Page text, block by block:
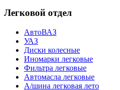
Легковой отдел
АвтоВАЗ
УАЗ
Диски колесные
Иномарки легковые
Фильтра легковые
Автомасла легковые
А/шина легковая лето